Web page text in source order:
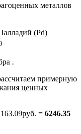
металлов
(Pd)
.
примерную
ценных
= 6246.35